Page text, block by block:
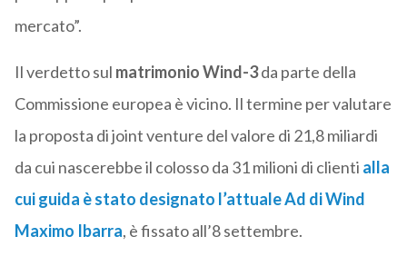
mercato”.
Il verdetto sul matrimonio Wind-3da parte della
Commissione europea è vicino. Il termine per valutare
la proposta di joint venture del valore di 21,8 miliardi
da cui nascerebbe il colosso da 31 milioni di clienti alla
cui guida è stato designato l’attuale Ad diWind
Maximo Ibarra, è fissato all’8 settembre.